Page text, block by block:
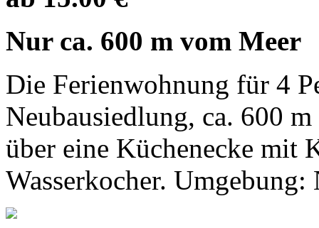
Nur ca. 600 m vom Meer
Die Ferienwohnung für 4
Neubausiedlung, ca. 600
über eine Küchenecke mit
Wasserkocher.